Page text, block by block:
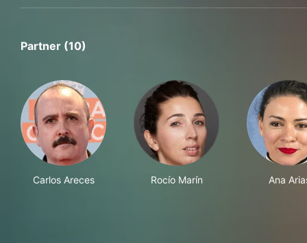
Partner (10)
Carlos Areces Rocío Marín Ana